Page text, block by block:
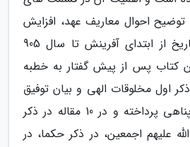
احوال معاریف عهد، افزایش
می یابد. این کتاب تاریخ از ابتدای آفرینش تا سال 905
پس از پیش گفتار به خطبه
اول مخلوقات الهی و بیان توفیق
میان احادیث رسالت پناهی پرداخته و در 10 مقاله در ذکر
علیهم اجمعین، در ذکر حکما، در